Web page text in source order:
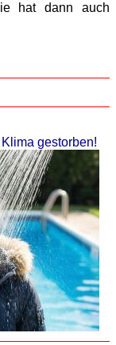
hat dann auch
gestorben!